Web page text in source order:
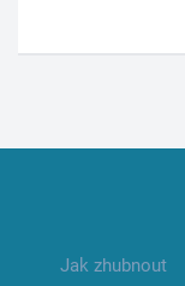
Jak zhubnout